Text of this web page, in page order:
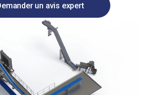
un avis expert